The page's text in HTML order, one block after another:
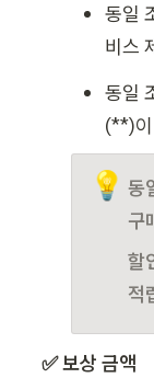
동일
비스
동일
(**)
💡 동
구
할
적
✅ 보상 금액